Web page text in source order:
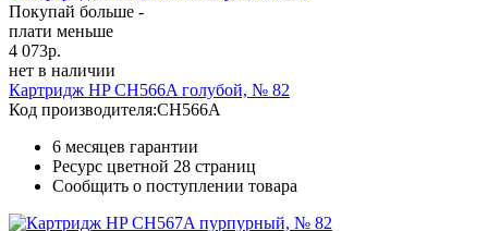
Покупай больше -
плати меньше
4 073р.
нет в наличии
Картридж HP CH566A голубой, № 82
Код производителя:CH566A
6 месяцев гарантии
Ресурс цветной 28 страниц
Сообщить о поступлении товара